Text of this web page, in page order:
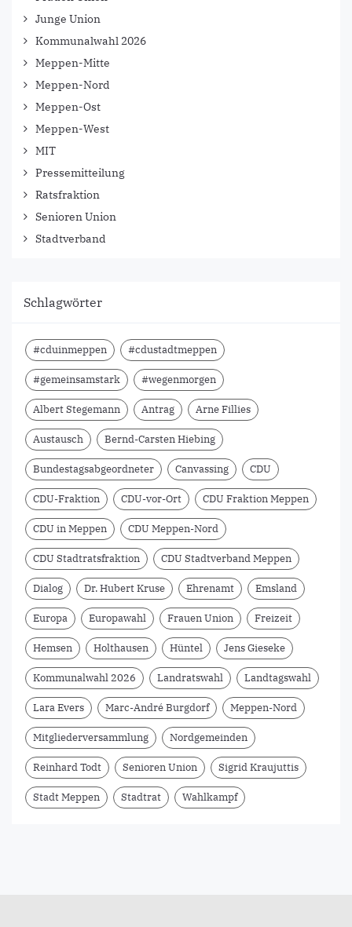
Junge Union
Kommunalwahl 2026
Meppen-Mitte
Meppen-Nord
Meppen-Ost
Meppen-West
MIT
Pressemitteilung
Ratsfraktion
Senioren Union
Stadtverband
Schlagwörter
#cduinmeppen #cdustadtmeppen
#gemeinsamstark #wegenmorgen
Albert Stegemann Antrag Arne Fillies
Austausch Bernd-Carsten Hiebing
Bundestagsabgeordneter Canvassing CDU
CDU-Fraktion CDU-vor-Ort CDU Fraktion Meppen
CDU in Meppen CDU Meppen-Nord
CDU Stadtratsfraktion CDU Stadtverband Meppen
Dialog Dr. Hubert Kruse Ehrenamt Emsland
Europa Europawahl Frauen Union Freizeit
Hemsen Holthausen Hüntel Jens Gieseke
Kommunalwahl 2026 Landratswahl Landtagswahl
Lara Evers Marc-André Burgdorf Meppen-Nord
Mitgliederversammlung Nordgemeinden
Reinhard Todt Senioren Union Sigrid Kraujuttis
Stadt Meppen Stadtrat Wahlkampf